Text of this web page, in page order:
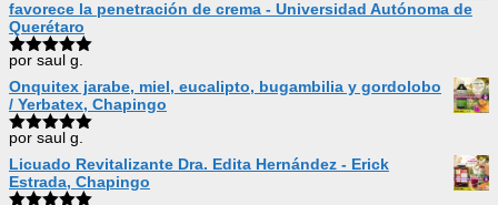
favorece la penetración de crema - Universidad Autónoma de
Querétaro
Valorado
con5de 5
por saul g.
Onquitex jarabe, miel, eucalipto, bugambilia y gordolobo
/ Yerbatex, Chapingo
Valorado
con5de 5
por saul g.
Licuado Revitalizante Dra. Edita Hernández - Erick
Estrada, Chapingo